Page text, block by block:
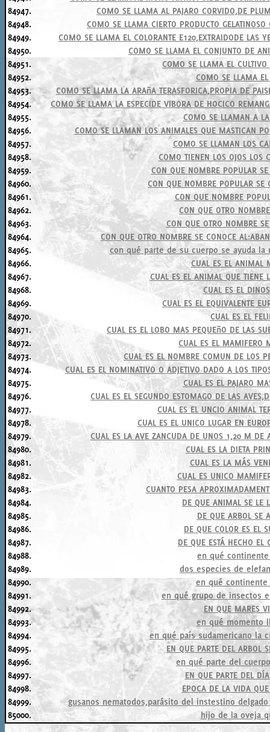
84947.
COMO SE LLAMA AL PAJARO CORVIDO,DE
84948.
COMO SE LLAMA CIERTO PRODUCTO
84949.
COMO SE LLAMA EL COLORANTE E120,EXTRAIDODE LAS
84950.
COMO SE LLAMA EL CONJUNTO DE
84951.
COMO SE LLAMA EL
84952.
COMO SE LLAMA
84953.
COMO SE LLAMA LA ARAñA TERASFORICA,PROPIA DE
84954.
COMO SE LLAMA LA ESPECIDE VIBORA DE HOCICO
84955.
COMO SE LLAMAN A
84956.
COMO SE LLAMAN LOS ANIMALES QUE MASTICAN
84957.
COMO SE LLAMAN LOS
84958.
COMO TIENEN LOS OJOS LOS
84959.
CON QUE NOMBRE POPULAR
84960.
CON QUE NOMBRE POPULAR SE
84961.
CON QUE NOMBRE
84962.
CON QUE OTRO
84963.
CON QUE OTRO NOMBRE
84964.
CON QUE OTRO NOMBRE SE CONOCE
84965.
con qué parte de su cuerpo se ayuda
84966.
CUAL ES EL ANIMAL
84967.
CUAL ES EL ANIMAL QUE TIENE
84968.
CUAL ES EL
84969.
CUAL ES EL EQUIVALENTE
84970.
CUAL ES EL
84971.
CUAL ES EL LOBO MAS PEQUEñO DE LAS
84972.
CUAL ES EL MAMIFERO
84973.
CUAL ES EL NOMBRE COMUN DE LOS
84974.
CUAL ES EL NOMINATIVO O ADJETIVO DADO A LOS
84975.
CUAL ES EL PAJARO
84976.
CUAL ES EL SEGUNDO ESTOMAGO DE LAS
84977.
CUAL ES EL UNCIO ANIMAL
84978.
CUAL ES EL UNICO LUGAR EN
84979.
CUAL ES LA AVE ZANCUDA DE UNOS 1,20 M DE
84980.
CUAL ES LA DIETA
84981.
CUAL ES LA MÁS
84982.
CUAL ES UNICO
84983.
CUANTO PESA
84984.
DE QUE ANIMAL SE LE
84985.
DE QUE ARBOL SE
84986.
DE QUE COLOR ES EL
84987.
DE QUE ESTÁ HECHO EL
84988.
en qué
84989.
dos especies de
84990.
en qué
84991.
en qué grupo de insectos
84992.
EN QUE MARES
84993.
en qué momento
84994.
en qué país sudamericano la
84995.
EN QUE PARTE DEL ARBOL
84996.
en qué parte del
84997.
EN QUE PARTE DEL
84998.
EPOCA DE LA VIDA
84999.
gusanos nematodos,parásito del instestino
85000.
hijo de la oveja